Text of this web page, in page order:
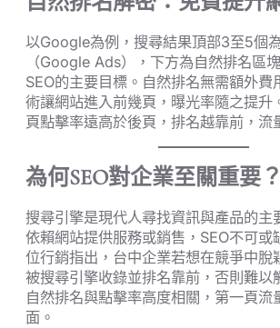
以Google為例，搜尋結果頂部3至5個
（Google Ads），下方為自然排名區
SEO的主要目標。自然排名無需額外費
術讓網站進入前幾頁，曝光率隨之提升
頁點擊率遠高於後頁，排名越靠前，流
為何SEO對企業至關重要？
搜尋引擎是現代人尋找資訊與產品的主
依賴網站提供服務或銷售，SEO不可
位行銷指出，台中企業若想在競爭中脫
被搜尋引擎收錄並排名靠前，否則難以
自然排名與點擊率高度相關，第一頁流
面。